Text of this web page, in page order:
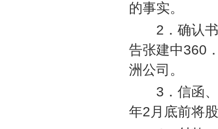
的事实。
2 ．确认
告张建中360
洲公司。
3 ．信函
年2月底前将